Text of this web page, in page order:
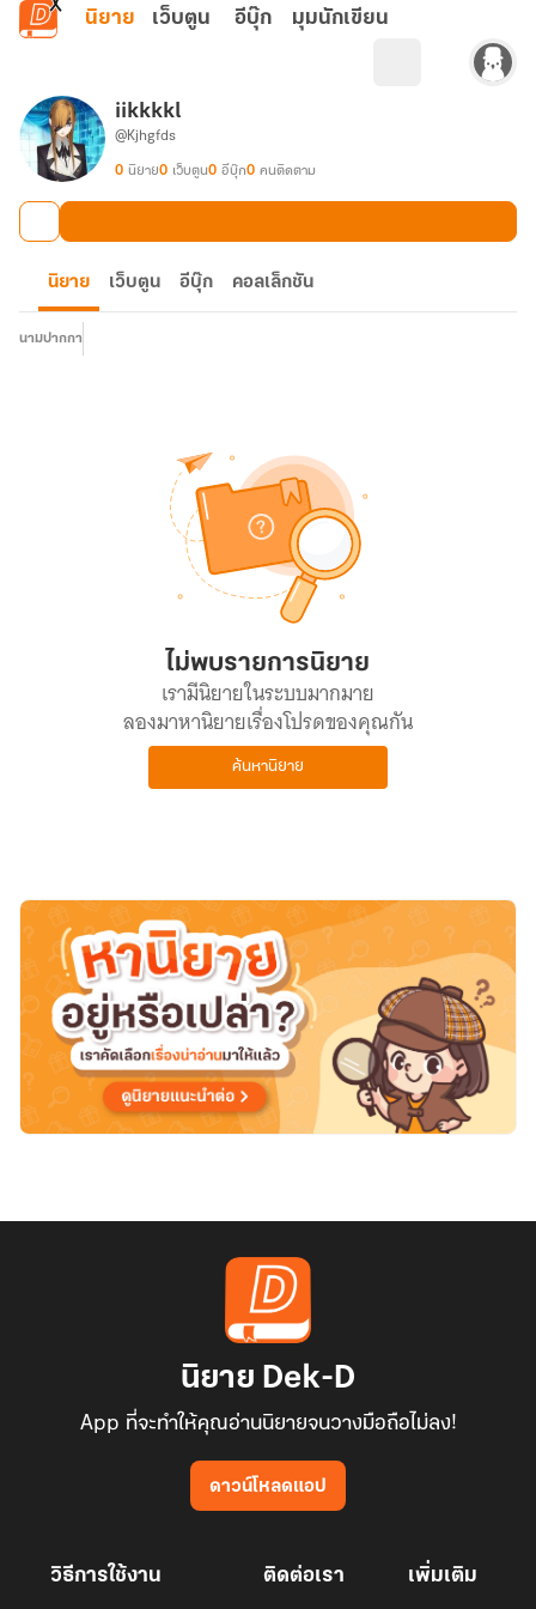
ข้ามไปยังเนื้อหาหลัก
นิยาย เว็บตูน อีบุ๊ก มุมนักเขียน
iikkkkl
@Kjhgfds
0 นิยาย0 เว็บตูน0 อีบุ๊ก0 คนติดตาม
นิยาย เว็บตูน อีบุ๊ก คอลเล็กชัน
นามปากกา
ไม่พบรายการนิยาย
เรามีนิยายในระบบมากมาย
ลองมาหานิยายเรื่องโปรดของคุณกัน
ค้นหานิยาย
นิยาย Dek-D
App ที่จะทำให้คุณอ่านนิยายจนวางมือถือไม่ลง!
ดาวน์โหลดแอป
วิธีการใช้งาน ติดต่อเรา เพิ่มเติม